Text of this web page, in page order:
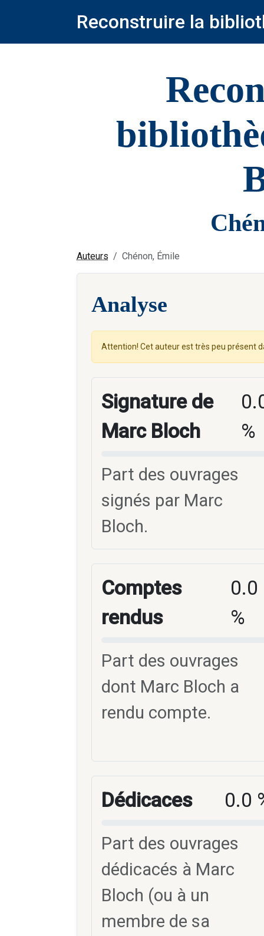
Reconstruire la
Auteurs Chénon, Émile
Analyse
Attention! Cet auteur est très peu présent
Signature de
Marc Bloch
%
Part des ouvrages
signés par Marc
Bloch.
Comptes
rendus
0.0
%
Part des ouvrages
dont Marc Bloch a
rendu compte.
Dédicaces 0.0
Part des ouvrages
dédicacés à Marc
Bloch (ou à un
membre de sa